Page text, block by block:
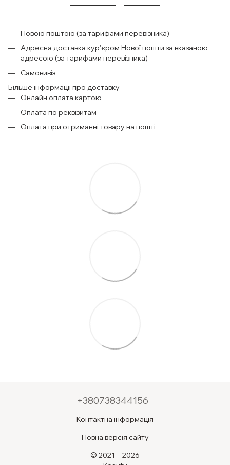
Новою поштою (за тарифами перевізника)
Адресна доставка кур'єром Нової пошти за вказаною
адресою (за тарифами перевізника)
Самовивіз
Більше інформації про доставку
Онлайн оплата картою
Оплата по реквізитам
Оплата при отриманні товару на пошті
+380738344156
Контактна інформація
Повна версія сайту
© 2021—2026